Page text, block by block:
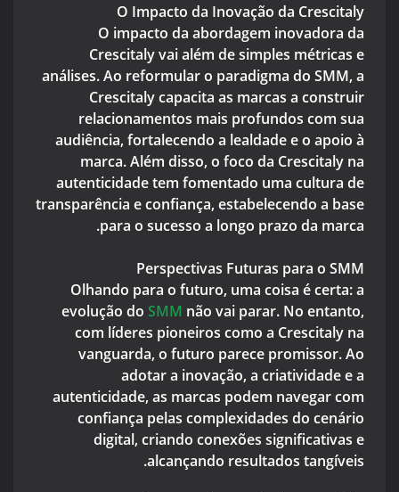
O Impacto da Inovação da Crescitaly
O impacto da abordagem inovadora da
Crescitaly vai além de simples métricas e
análises. Ao reformular o paradigma do SMM, a
Crescitaly capacita as marcas a construir
relacionamentos mais profundos com sua
audiência, fortalecendo a lealdade e o apoio à
marca. Além disso, o foco da Crescitaly na
autenticidade tem fomentado uma cultura de
transparência e confiança, estabelecendo a base
para o sucesso a longo prazo da marca.
Perspectivas Futuras para o SMM
Olhando para o futuro, uma coisa é certa: a
evolução do SMM não vai parar. No entanto,
com líderes pioneiros como a Crescitaly na
vanguarda, o futuro parece promissor. Ao
adotar a inovação, a criatividade e a
autenticidade, as marcas podem navegar com
confiança pelas complexidades do cenário
digital, criando conexões significativas e
alcançando resultados tangíveis.